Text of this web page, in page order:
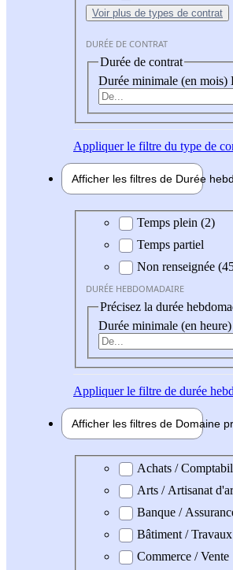
Voir plus de types de contrat
DURÉE DE CONTRAT
Durée de contrat
Durée minimale (en mois)
Appliquerle filtre du type de
Afficher les filtres de Durée
Durée hebdomadaire
Temps plein (2)
Temps partiel
Non renseignée
DURÉE HEBDOMADAIRE
Précisez la durée
Durée minimale (en heure)
Appliquerle filtre de durée
Afficher les filtres de Domaine
Domaine professionel
Achats /
Arts / Artisanat
Banque /
Bâtiment /
Commerce / Vente